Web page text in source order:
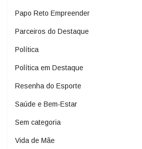
Papo Reto Empreender
Parceiros do Destaque
Política
Política em Destaque
Resenha do Esporte
Saúde e Bem-Estar
Sem categoria
Vida de Mãe